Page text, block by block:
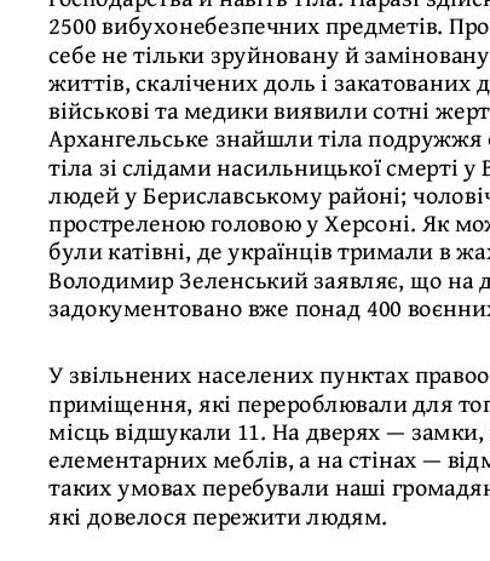
2500 вибухонебезпечних предметів.
себе не тільки зруйновану й
життів, скалічених доль і
військові та медики виявили сотні
Архангельське знайшли тіла подружжя
тіла зі слідами насильницької смерті
людей у Бериславському районі;
простреленою головою у Херсоні. Як
були катівні, де українців тримали в
Володимир Зеленський заявляє, що на
задокументовано вже понад 400
У звільнених населених пунктах
приміщення, які перероблювали для
місць відшукали 11. На дверях — замки,
елементарних меблів, а на стінах —
таких умовах перебували наші
які довелося пережити людям.